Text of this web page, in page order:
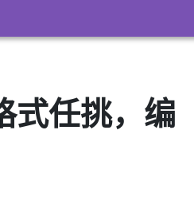
任挑，编